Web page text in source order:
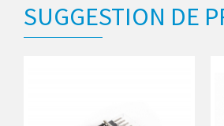
SUGGESTION DE